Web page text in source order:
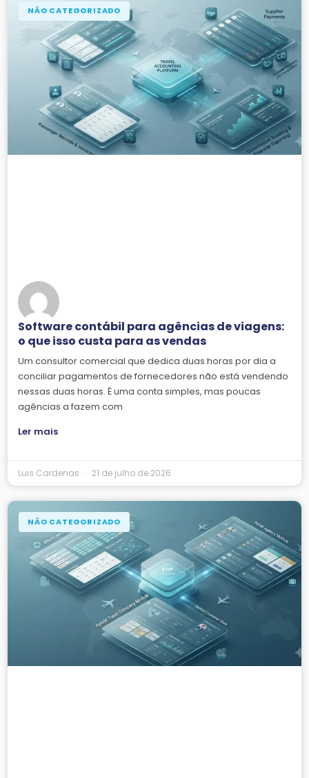
NÃO CATEGORIZADO
Software contábil para agências de viagens:
o que isso custa para as vendas
Um consultor comercial que dedica duas horas por dia a
conciliar pagamentos de fornecedores não está vendendo
nessas duas horas. É uma conta simples, mas poucas
agências a fazem com
Ler mais
Luis Cardenas 21 de julho de 2026
NÃO CATEGORIZADO